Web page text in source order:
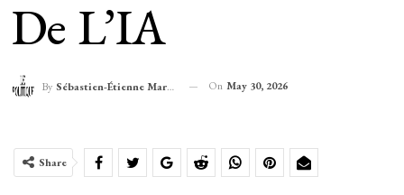
De L’IA
By Sébastien-Étienne Marechal On May 30, 2026
Share